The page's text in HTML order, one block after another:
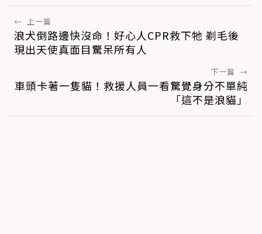
← 上一篇
浪犬倒路邊快沒命！好心人CPR救下牠 剃毛後
現出天使真面目驚呆所有人
下一篇 →
車頭卡著一隻貓！救援人員一看驚覺身分不單純
「這不是浪貓」